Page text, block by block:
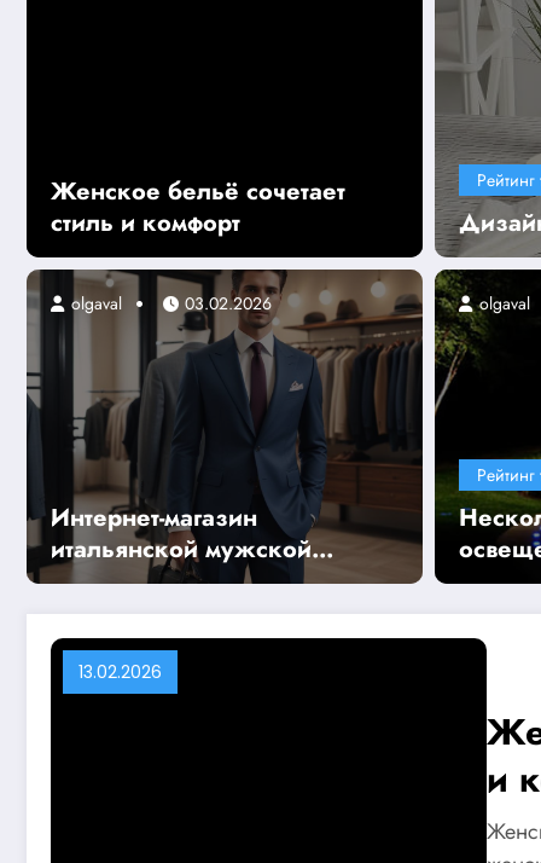
Женское бельё сочетает
стиль и комфорт
Интернет-магазин
итальянской мужской
одежды: обзор
ассортимента и особенностей
предложения
olgaval 03.02.2026
Рейтинг
Рейтинг
olgaval
13.02.2026
и